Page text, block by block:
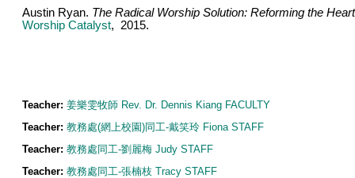
Austin Ryan. The Radical Worship Solution: Reforming the
Worship Catalyst, 2015.
Teacher: 姜樂雯牧師 Rev. Dr. Dennis Kiang FACULTY
Teacher: 教務處(網上校園)同工-戴笑玲 Fiona STAFF
Teacher: 教務處同工-劉麗梅 Judy STAFF
Teacher: 教務處同工-張楠枝 Tracy STAFF